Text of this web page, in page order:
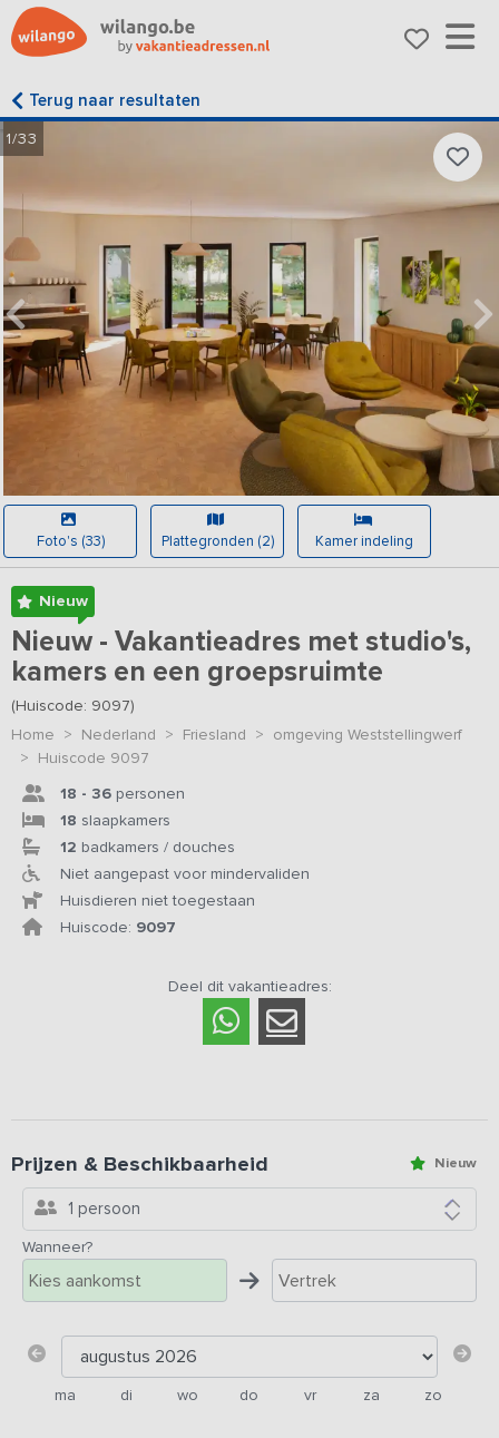
Terug naar resultaten
1/33
Foto's (33) Plattegronden (2) Kamer indeling
Nieuw
Nieuw - Vakantieadres met studio's,
kamers en een groepsruimte
(Huiscode: 9097)
Home > Nederland > Friesland > omgeving Weststellingwerf
> Huiscode 9097
18 - 36 personen
18 slaapkamers
12 badkamers / douches
Niet aangepast voor mindervaliden
Huisdieren niet toegestaan
Huiscode: 9097
Deel dit vakantieadres:
Nieuw
Prijzen & Beschikbaarheid
1 persoon
Wanneer?
ma di wo do vr za zo